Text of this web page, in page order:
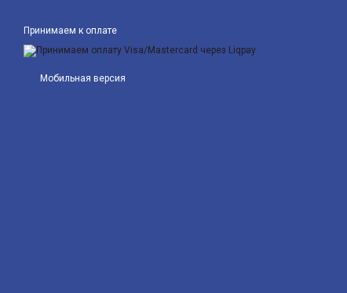
Принимаем к оплате
Мобильная версия